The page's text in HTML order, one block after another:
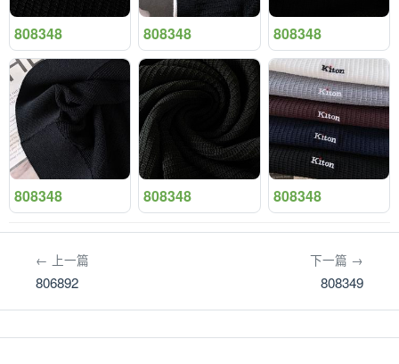
808348 808348 808348
808348 808348 808348
← 上一篇
806892
下一篇 →
808349